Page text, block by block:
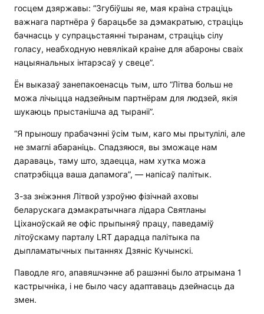
госцем дзяржавы: “Згубіўшы яе, мая краіна страціць
важнага партнёра ў барацьбе за дэмакратыю, страціць
бачнасць у супрацьстаянні тыранам, страціць сілу
голасу, неабходную невялікай краіне для абароны сваіх
нацыянальных інтарэсаў у свеце”.
Ён выказаў занепакоенасць тым, што “Літва больш не
можа лічыцца надзейным партнёрам для людзей, якія
шукаюць прыстанішча ад тыраніі”.
“Я прыношу прабачэнні ўсім тым, каго мы прытулілі, але
не змаглі абараніць. Спадзяюся, вы зможаце нам
дараваць, таму што, здаецца, нам хутка можа
спатрэбіцца ваша дапамога”, — напісаў палітык.
З-за зніжэння Літвой узроўню фізічнай аховы
беларускага дэмакратычнага лідара Святланы
Ціханоўскай яе офіс прыпыняў працу, паведаміў
літоўскаму парталу LRT дарадца палітыка па
дыпламатычных пытаннях Дзяніс Кучынскі.
Паводле яго, апавяшчэнне аб рашэнні было атрымана 1
кастрычніка, і не было часу адаптаваць дзейнасць да
змен.